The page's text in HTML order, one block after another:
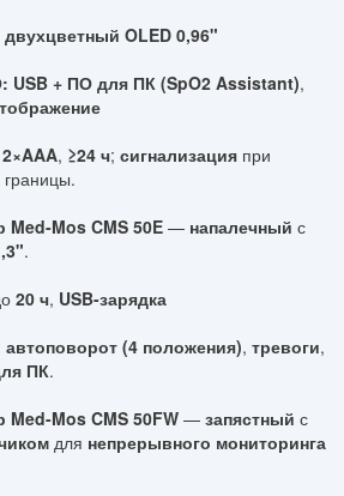
двухцветный OLED 0,96"
USB + ПО для ПК (SpO2 Assistant),
2×AAA, ≥24 ч; сигнализация при
Med-Mos CMS 50E — напалечный с
.
20 ч, USB-зарядка
автоповорот (4 положения), тревоги,
ПК.
Med-Mos CMS 50FW — запястный с
для непрерывного мониторинга